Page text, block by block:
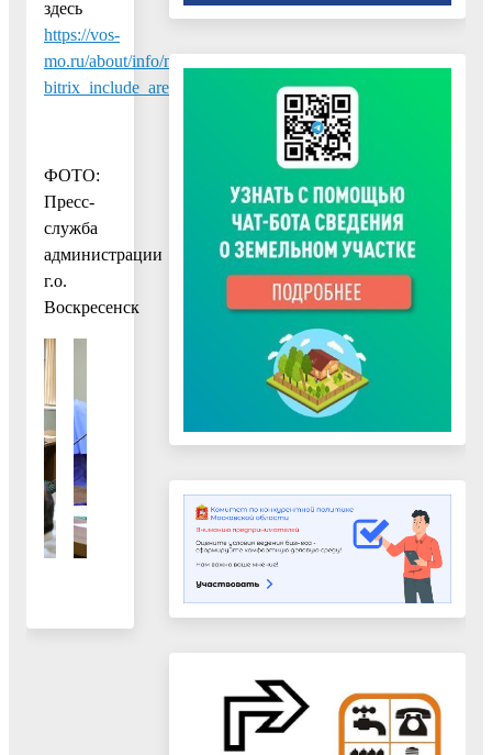
здесь
https://vos-
mo.ru/about/info/news/723/686235/index.php?
bitrix_include_areas=N
ФОТО:
Пресс-
служба
администрации
г.о.
Воскресенск